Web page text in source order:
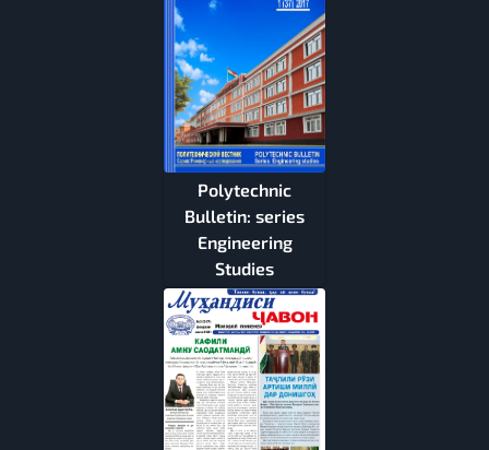
Polytechnic
Bulletin: series
Engineering
Studies